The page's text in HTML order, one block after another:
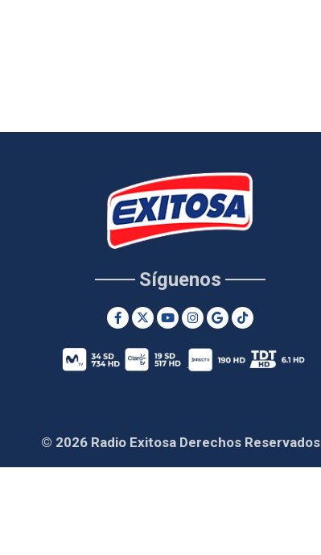
Síguenos
© 2026 Radio Exitosa Derechos Reservados